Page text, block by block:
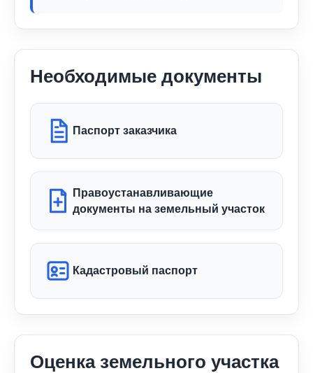
Необходимые документы
Паспорт заказчика
Правоустанавливающие
документы на земельный участок
Кадастровый паспорт
Оценка земельного участка